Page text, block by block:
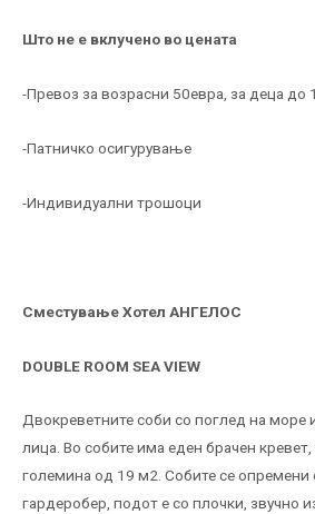
Што не е вклучено во цената
-Превоз за возрасни 50евра, за деца до
-Патничко осигурување
-Индивидуални трошоци
СместувањеХотел АНГЕЛОС
DOUBLE ROOM SEA VIEW
Двокреветните соби со поглед на море
лица. Во собите има еден брачен кревет,
големина од 19 м2. Собите се опремени
гардеробер, подот е со плочки, звучно